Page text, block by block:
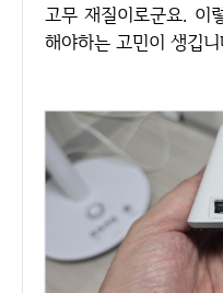
고무 재질이로군요. 이
해야하는 고민이 생깁니